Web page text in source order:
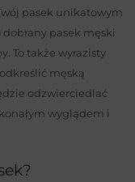
pasek unikatowym
pasek męski
To także wyrazisty
męską
odzwierciedlać
wyglądem i